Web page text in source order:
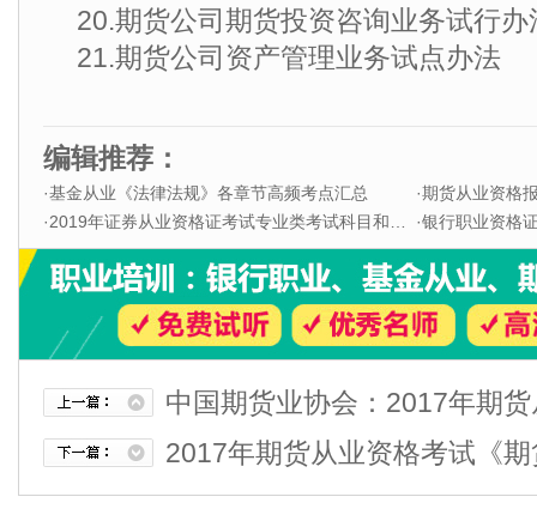
20.期货公司期货投资咨询业务试行办
21.期货公司资产管理业务试点办法
编辑推荐：
·基金从业《法律法规》各章节高频考点汇总 ·期货从业资格
·2019年证券从业资格证考试专业类考试科目和题型 ·银行职业资格证
中国期货业协会：2017年期
2017年期货从业资格考试《